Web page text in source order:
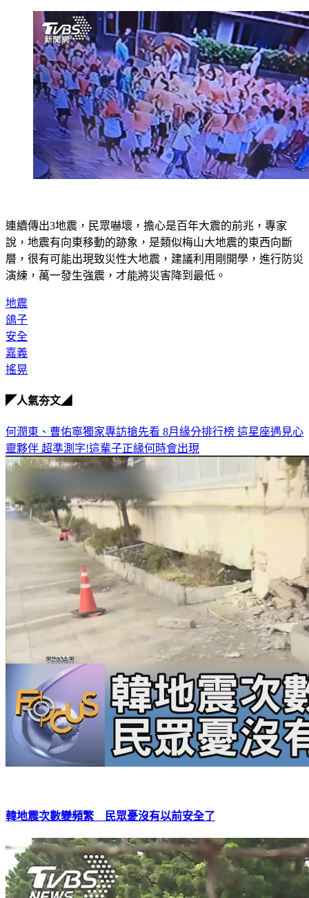
連續傳出3地震，民眾嚇壞，擔心是百年大震的前兆，專家
說，地震有向東移動的跡象，是類似梅山大地震的東西向斷
層，很有可能出現致災性大地震，建議利用剛開學，進行防災
演練，萬一發生強震，才能將災害降到最低。
地震
鴿子
安全
嘉義
搖晃
◤人氣夯文◢
何潤東、曹佑寧獨家專訪搶先看 8月緣分排行榜 這星座遇見心
靈夥伴 超準測字!這輩子正緣何時會出現
韓地震次數變頻繁 民眾憂沒有以前安全了